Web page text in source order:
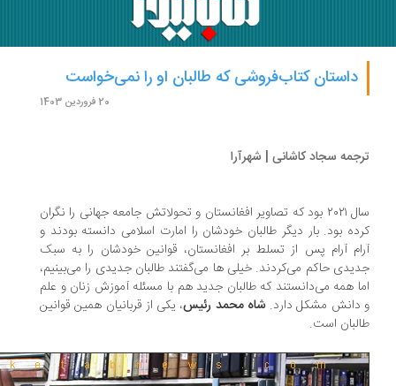
داستان کتاب‌فروشی که طالبان او را نمی‌خواست
سجاد کاشانی | شهرآرا
سال ۲۰۲۱ بود که تصاویر افغانستان و تحولاتش جامعه جهانی را نگران
بود. بار دیگر طالبان خودشان را امارت اسلامی دانسته بودند و
آرام پس از تسلط بر افغانستان، قوانین خودشان را به سبک
حاکم می‌کردند. خیلی ها می‌گفتند طالبان جدیدی را می‌بینیم،
همه می‌دانستند که طالبان جدید هم با مسئله آموزش زنان و علم
مشکل دارد.شاه محمد رئیس، یکی از قربانیان همین قوانین
است.